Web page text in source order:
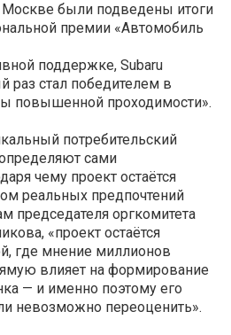
Москве были подведены итоги
премии «Автомобиль
поддержке, Subaru
раз стал победителем в
повышенной проходимости».
потребительский
сами
чему проект остаётся
реальных предпочтений
председателя оргкомитета
«проект остаётся
где мнение миллионов
влияет на формирование
— и именно поэтому его
невозможно переоценить».